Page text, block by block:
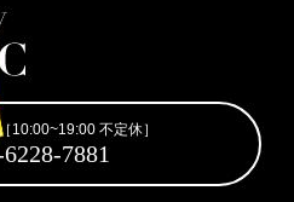
10:00~19:00 不定休］
7881